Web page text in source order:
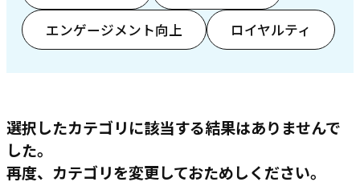
エンゲージメント向上 ロイヤルティ
選択したカテゴリに該当する結果はありませんで
した。
再度、カテゴリを変更しておためしください。